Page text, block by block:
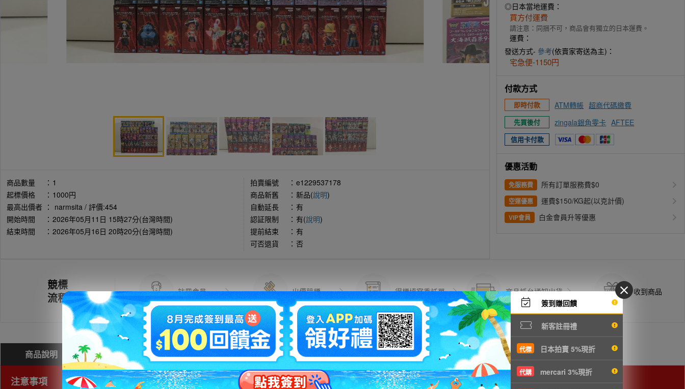
簽到賺回饋
新客註冊禮
代標 日本拍賣 5%現折
代購 mercari 3%現折
商品數量 ： 1
起標價格
： 1000円
最高出價者 ： narmsita / 評價:454
開始時間
： 2026年05月11日 15時27分(台灣時間)
結束時間
： 2026年05月16日 20時20分(台灣時間)
拍賣編號 ： e1229537178
商品新舊
： 新品(說明)
自動延長
： 有
認証限制
： 有(說明)
提前結束
： 有
可否退貨
： 否
◎日本當地運費：
買方付運費
請注意：同捆不可，商品會有獨立的日本運費。
運費：
發送方式- 參考(依賣家寄送為主)：
宅急便-1150円
付款方式
即時付款 ATM轉帳 超商代碼繳費
先買後付 zingala銀角零卡 AFTEE
信用卡付款
優惠活動
免服務費 所有訂單服務費$0
空運優惠 運費$150/KG起(以克計價)
VIP會員 白金會員升等優惠
競標
流程
註冊會員 出價競標 得標填寫委託單 商品抵台通知出貨 收到商品
商品說明 問與答( 費用試算 問題商品反映流程
注意事項